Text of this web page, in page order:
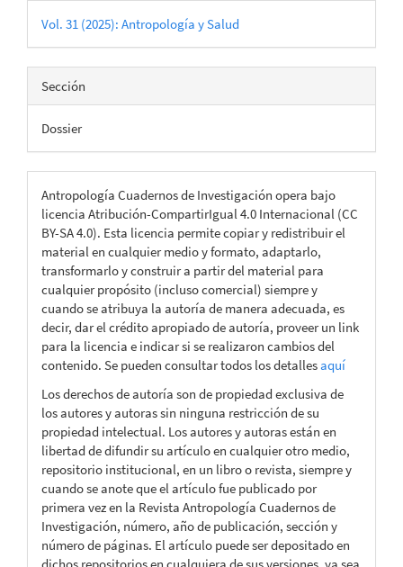
Vol. 31 (2025): Antropología y Salud
Sección
Dossier
Antropología Cuadernos de Investigación opera bajo
licencia Atribución-CompartirIgual 4.0 Internacional (CC
BY-SA 4.0). Esta licencia permite copiar y redistribuir el
material en cualquier medio y formato, adaptarlo,
transformarlo y construir a partir del material para
cualquier propósito (incluso comercial) siempre y
cuando se atribuya la autoría de manera adecuada, es
decir, dar el crédito apropiado de autoría, proveer un link
para la licencia e indicar si se realizaron cambios del
contenido. Se pueden consultar todos los detallesaquí
Los derechos de autoría son de propiedad exclusiva de
los autores y autoras sin ninguna restricción de su
propiedad intelectual. Los autores y autoras están en
libertad de difundir su artículo en cualquier otro medio,
repositorio institucional, en un libro o revista, siempre y
cuando se anote que el artículo fue publicado por
primera vez en la Revista Antropología Cuadernos de
Investigación, número, año de publicación, sección y
número de páginas. El artículo puede ser depositado en
dichos repositorios en cualquiera de sus versiones, ya sea